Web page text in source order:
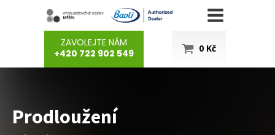
ZAVOLEJTE NÁM
+420 722 902 549
0 Kč
Prodloužení